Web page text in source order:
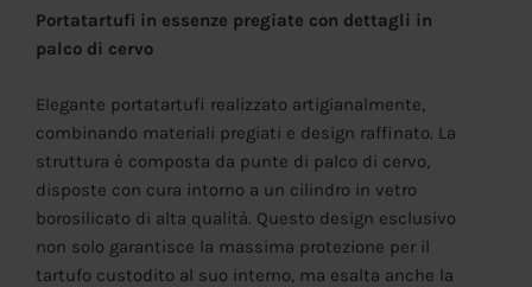
Portatartufi in essenze pregiate con dettagli in
palco di cervo
Elegante portatartufi realizzato artigianalmente,
combinando materiali pregiati e design raffinato. La
struttura è composta da punte di palco di cervo,
disposte con cura intorno a un cilindro in vetro
borosilicato di alta qualità. Questo design esclusivo
non solo garantisce la massima protezione per il
tartufo custodito al suo interno, ma esalta anche la